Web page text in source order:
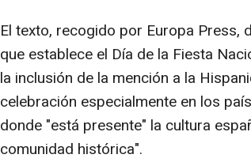
El texto, recogido por Europa Press,
que establece el Día de la Fiesta
la inclusión de la mención a la
celebración especialmente en los
donde "está presente" la cultura
comunidad histórica".